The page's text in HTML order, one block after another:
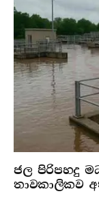
ජල පිරිපහදු
තාවකාලිකව